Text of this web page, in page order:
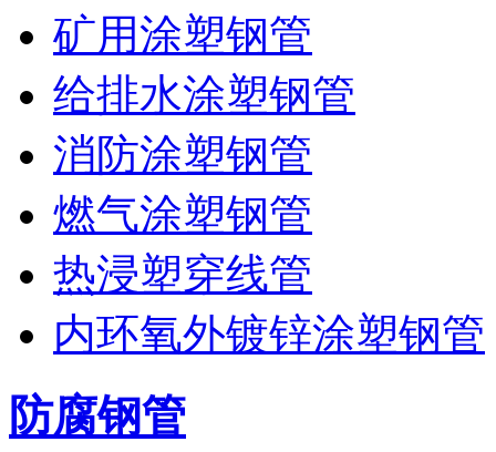
矿用涂塑钢管
给排水涂塑钢管
消防涂塑钢管
燃气涂塑钢管
热浸塑穿线管
内环氧外镀锌涂塑钢管
防腐钢管